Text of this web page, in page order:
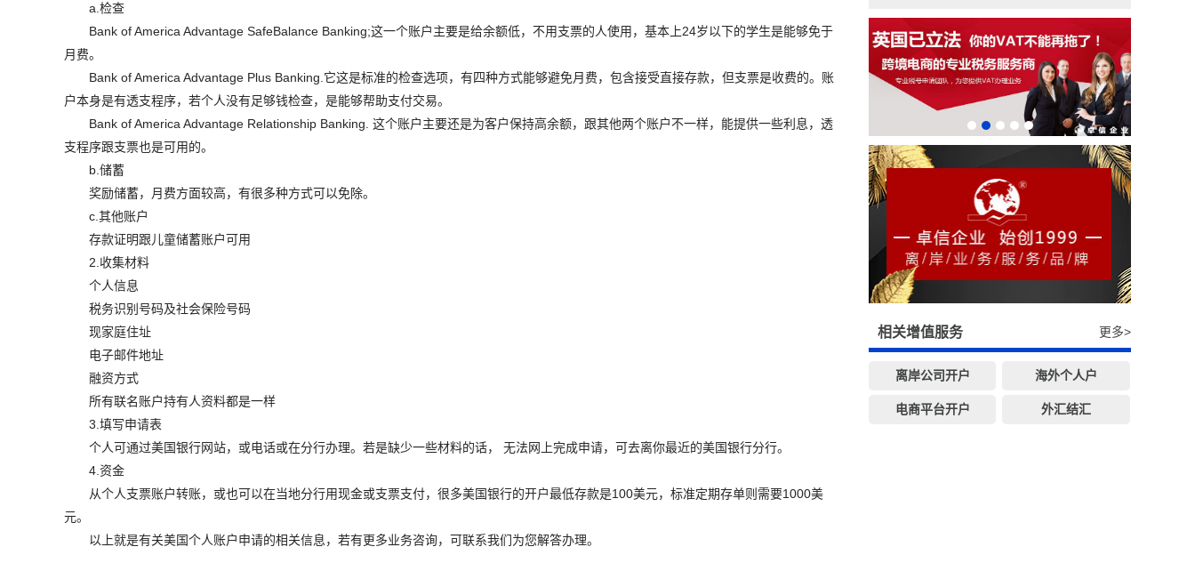
a.检查
Bank of America Advantage SafeBalance Banking;这一个账户主要是给余额低，不用支票的人使用，基本上24岁以下的学生是能够免于
月费。
Bank of America Advantage Plus Banking.它这是标准的检查选项，有四种方式能够避免月费，包含接受直接存款，但支票是收费的。账
户本身是有透支程序，若个人没有足够钱检查，是能够帮助支付交易。
Bank of America Advantage Relationship Banking. 这个账户主要还是为客户保持高余额，跟其他两个账户不一样，能提供一些利息，透
支程序跟支票也是可用的。
b.储蓄
奖励储蓄，月费方面较高，有很多种方式可以免除。
c.其他账户
存款证明跟儿童储蓄账户可用
2.收集材料
个人信息
税务识别号码及社会保险号码
现家庭住址
电子邮件地址
融资方式
所有联名账户持有人资料都是一样
3.填写申请表
个人可通过美国银行网站，或电话或在分行办理。若是缺少一些材料的话， 无法网上完成申请，可去离你最近的美国银行分行。
4.资金
从个人支票账户转账，或也可以在当地分行用现金或支票支付，很多美国银行的开户最低存款是100美元，标准定期存单则需要1000美
元。
以上就是有关美国个人账户申请的相关信息，若有更多业务咨询，可联系我们为您解答办理。
相关增值服务 更多>
离岸公司开户 海外个人户
电商平台开户 外汇结汇